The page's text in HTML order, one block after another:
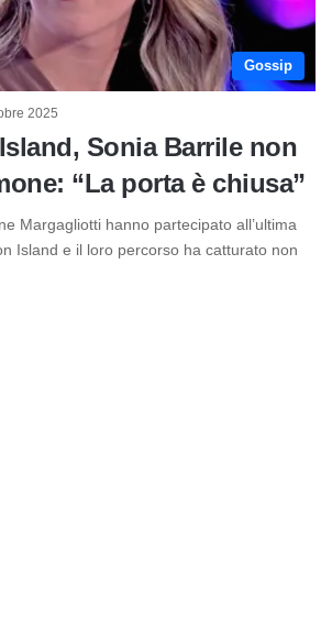
Gossip
2025
Sonia Barrile non
“La porta è chiusa”
Margagliotti hanno partecipato all’ultima
Island e il loro percorso ha catturato non